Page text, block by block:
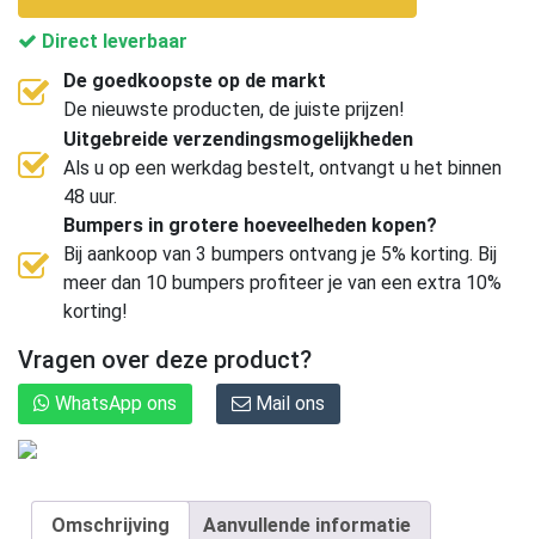
Direct leverbaar
De goedkoopste op de markt
De nieuwste producten, de juiste prijzen!
Uitgebreide verzendingsmogelijkheden
Als u op een werkdag bestelt, ontvangt u het binnen
48 uur.
Bumpers in grotere hoeveelheden kopen?
Bij aankoop van 3 bumpers ontvang je 5% korting. Bij
meer dan 10 bumpers profiteer je van een extra 10%
korting!
Vragen over deze product?
WhatsApp ons Mail ons
Omschrijving Aanvullende informatie